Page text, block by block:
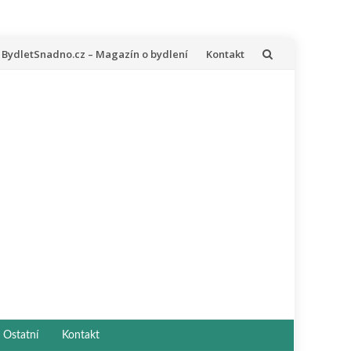
Přeskočit
BydletSnadno.cz – Magazín o bydlení Kontakt
Ostatní Kontakt